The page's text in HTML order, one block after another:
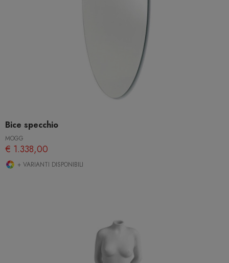
Bice specchio
MOGG
€ 1.338,00
+ VARIANTI DISPONIBILI